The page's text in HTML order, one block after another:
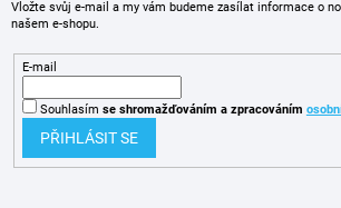
Vložte svůj e-mail a my vám budeme zasílat informace o
našem e-shopu.
E-mail
Souhlasím se shromažďováním a zpracováním
PŘIHLÁSIT SE